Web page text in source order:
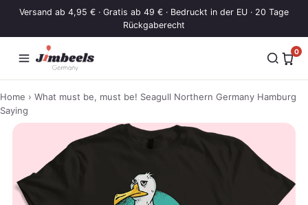
Zum Inhalt springen
Versand ab 4,95 € · Gratis ab 49 € · Bedruckt in der EU · 20 Tage
Rückgaberecht
0
Home › What must be, must be! Seagull Northern Germany Hamburg
Saying